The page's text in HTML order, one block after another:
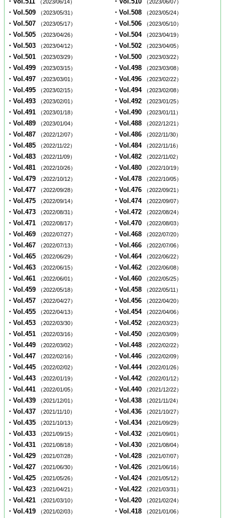
（2023/06/14） （2023/06/07）
・Vol.509 （2023/05/31） ・Vol.508 （2023/05/24）
・Vol.507 （2023/05/17） ・Vol.506 （2023/05/10）
・Vol.505 （2023/04/26） ・Vol.504 （2023/04/19）
・Vol.503 （2023/04/12） ・Vol.502 （2023/04/05）
・Vol.501 （2023/03/29） ・Vol.500 （2023/03/22）
・Vol.499 （2023/03/15） ・Vol.498 （2023/03/08）
・Vol.497 （2023/03/01） ・Vol.496 （2023/02/22）
・Vol.495 （2023/02/15） ・Vol.494 （2023/02/08）
・Vol.493 （2023/02/01） ・Vol.492 （2023/01/25）
・Vol.491 （2023/01/18） ・Vol.490 （2023/01/11）
・Vol.489 （2023/01/04） ・Vol.488 （2022/12/21）
・Vol.487 （2022/12/07） ・Vol.486 （2022/11/30）
・Vol.485 （2022/11/22） ・Vol.484 （2022/11/16）
・Vol.483 （2022/11/09） ・Vol.482 （2022/11/02）
・Vol.481 （2022/10/26） ・Vol.480 （2022/10/19）
・Vol.479 （2022/10/12） ・Vol.478 （2022/10/05）
・Vol.477 （2022/09/28） ・Vol.476 （2022/09/21）
・Vol.475 （2022/09/14） ・Vol.474 （2022/09/07）
・Vol.473 （2022/08/31） ・Vol.472 （2022/08/24）
・Vol.471 （2022/08/17） ・Vol.470 （2022/08/03）
・Vol.469 （2022/07/27） ・Vol.468 （2022/07/20）
・Vol.467 （2022/07/13） ・Vol.466 （2022/07/06）
・Vol.465 （2022/06/29） ・Vol.464 （2022/06/22）
・Vol.463 （2022/06/15） ・Vol.462 （2022/06/08）
・Vol.461 （2022/06/01） ・Vol.460 （2022/05/25）
・Vol.459 （2022/05/18） ・Vol.458 （2022/05/11）
・Vol.457 （2022/04/27） ・Vol.456 （2022/04/20）
・Vol.455 （2022/04/13） ・Vol.454 （2022/04/06）
・Vol.453 （2022/03/30） ・Vol.452 （2022/03/23）
・Vol.451 （2022/03/16） ・Vol.450 （2022/03/09）
・Vol.449 （2022/03/02） ・Vol.448 （2022/02/22）
・Vol.447 （2022/02/16） ・Vol.446 （2022/02/09）
・Vol.445 （2022/02/02） ・Vol.444 （2022/01/26）
・Vol.443 （2022/01/19） ・Vol.442 （2022/01/12）
・Vol.441 （2022/01/05） ・Vol.440 （2021/12/22）
・Vol.439 （2021/12/01） ・Vol.438 （2021/11/24）
・Vol.437 （2021/11/10） ・Vol.436 （2021/10/27）
・Vol.435 （2021/10/13） ・Vol.434 （2021/09/29）
・Vol.433 （2021/09/15） ・Vol.432 （2021/09/01）
・Vol.431 （2021/08/18） ・Vol.430 （2021/08/04）
・Vol.429 （2021/07/28） ・Vol.428 （2021/07/07）
・Vol.427 （2021/06/30） ・Vol.426 （2021/06/16）
・Vol.425 （2021/05/26） ・Vol.424 （2021/05/12）
・Vol.423 （2021/04/21） ・Vol.422 （2021/03/31）
・Vol.421 （2021/03/10） ・Vol.420 （2021/02/24）
・Vol.419 （2021/02/03） ・Vol.418 （2021/01/06）